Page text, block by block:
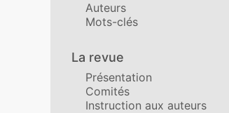
Auteurs
Mots-clés
La revue
Présentation
Comités
Instruction aux auteurs